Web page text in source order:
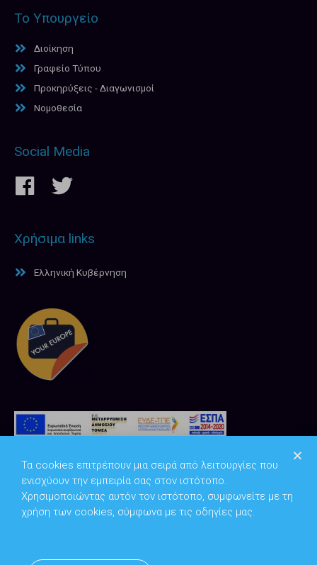
Το Υπουργείο
Διοίκηση
Γραφείο Τύπου
Προκηρύξεις - Διαγωνισμοί
Νομοθεσία
Social Media
Χρήσιμα links
Ελληνική Κυβέρνηση
Τα cookies επιτρέπουν μια σειρά από λειτουργίες που
ενισχύουν την εμπειρία σας στον ιστότοπο.
Χρησιμοποιώντας αυτόν τον ιστότοπο, συμφωνείτε με τη
χρήση των cookies, σύμφωνα με τις οδηγίες μας.